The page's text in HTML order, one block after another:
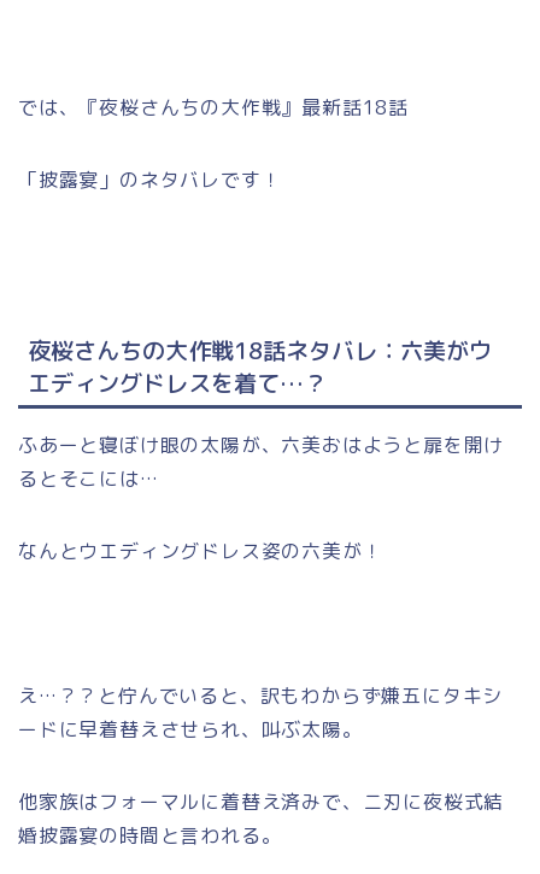
では、『夜桜さんちの大作戦』最新話18話
「披露宴」のネタバレです！
夜桜さんちの大作戦18話ネタバレ：六美がウ
エディングドレスを着て…？
ふあーと寝ぼけ眼の太陽が、六美おはようと扉を開け
るとそこには…
なんとウエディングドレス姿の六美が！
え…？？と佇んでいると、訳もわからず嫌五にタキシ
ードに早着替えさせられ、叫ぶ太陽。
他家族はフォーマルに着替え済みで、ニ刃に夜桜式結
婚披露宴の時間と言われる。